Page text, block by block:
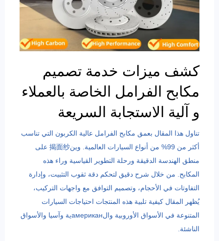
كشف ميزات خدمة تصميم
مكابح الفرامل الخاصة بالعملاء
و آلية الاستجابة السريعة
تناول هذا المقال بعمق مكابح الفرامل عالية الكربون التي تناسب
أكثر من 99% من أنواع السيارات العالمية. وين揭面纱 على
منطق الهندسة الدقيقة ورحلة التطوير القياسية وراء هذه
المكابح. من خلال شرح دقيق لتحكم دقة ثقوب التثبيت، وإدارة
التفاوتات في الأحجام، وتصميم التوافق مع واجهات التركيب،
يُظهر المقال كيفية تلبية هذه المنتجات احتياجات السيارات
المتنوعة في الأسواق الأوروبية والамериканية وآسيا والأسواق
الناشئة.